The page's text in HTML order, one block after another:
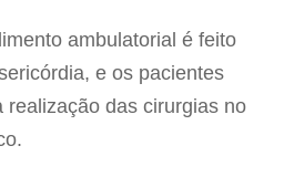
ambulatorial é feito
e os pacientes
realização das cirurgias no